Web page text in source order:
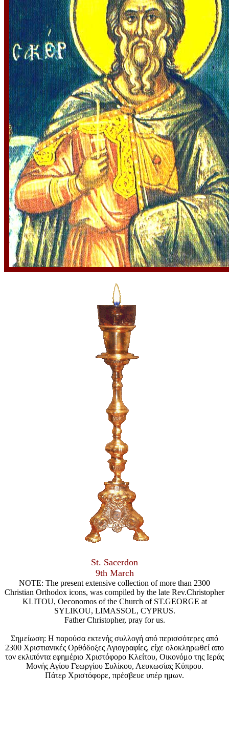
St. Sacerdon
9th March
NOTE: The present extensive collection of more than 2300
Christian Orthodox icons, was compiled by the late Rev.Christopher
KLITOU, Oeconomos of the Church of ST.GEORGE at
SYLIKOU, LIMASSOL, CYPRUS.
Father Christopher, pray for us.
Σημείωση: Η παρούσα εκτενής συλλογή από περισσότερες από
2300 Χριστιανικές Ορθόδοξες Αγιογραφίες, είχε ολοκληρωθεί απο
τον εκλιπόντα εφημέριο Χριστόφορο Κλείτου, Οικονόμο της Ιεράς
Μονής Αγίου Γεωργίου Συλίκου, Λευκωσίας Κύπρου.
Πάτερ Χριστόφορε, πρέσβευε υπέρ ημων.